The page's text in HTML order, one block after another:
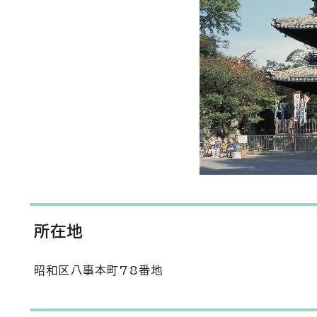
所在地
昭和区八事本町78番地